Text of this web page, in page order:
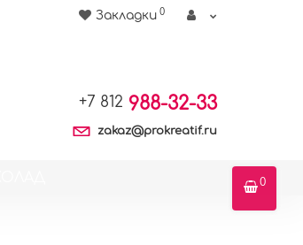
Закладки 0
+7 812 988-32-33
zakaz@prokreatif.ru
0